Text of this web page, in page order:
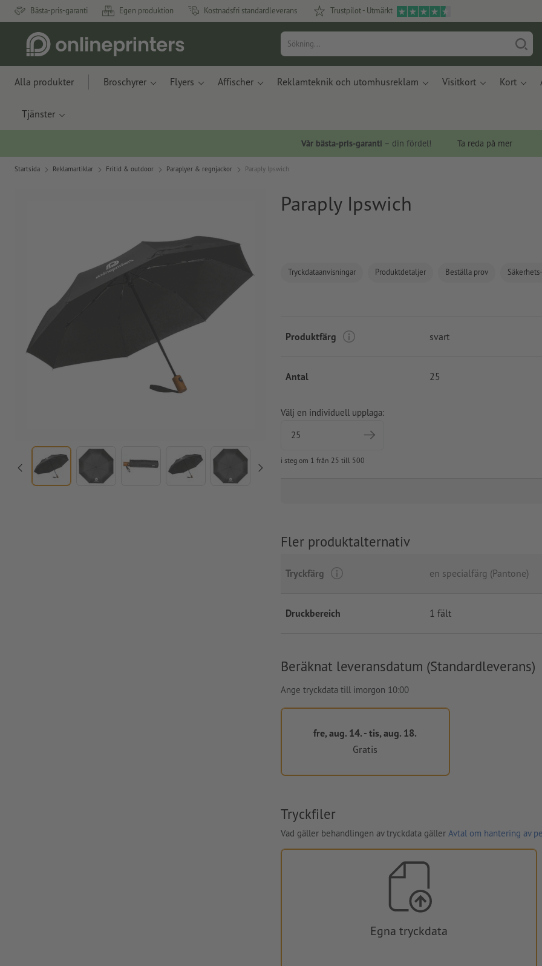
Bästa-pris-garanti Egen produktion Kostnadsfri standardleverans Trustpilot - Utmärkt
Alla produkter Broschyrer Flyers Affischer Reklamteknik och utomhusreklam Visitkort Kort
Tjänster
Vår bästa-pris-garanti – din fördel! Ta reda på mer
Startsida Reklamartiklar Fritid & outdoor Paraplyer & regnjackor Paraply Ipswich
Paraply Ipswich
Tryckdataanvisningar Produktdetaljer Beställa prov
Produktfärg svart
Antal 25
Välj en individuell upplaga:
i steg om 1 från 25 till 500
Fler produktalternativ
Tryckfärg en specialfärg (Pantone)
Druckbereich 1 fält
Beräknat leveransdatum (Standardleverans)
Ange tryckdata till imorgon 10:00
fre, aug. 14. - tis, aug. 18.
Gratis
Tryckfiler
Vad gäller behandlingen av tryckdata gäller Avtal om hantering av
Egna tryckdata